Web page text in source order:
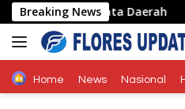
Langsung
ke
konten
Breaking News
Daerah
Home News Nasional